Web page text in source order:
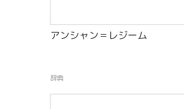
アンシャン＝レジーム
辞典